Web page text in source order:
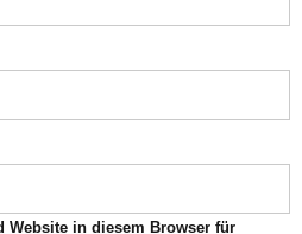
Website in diesem Browser für